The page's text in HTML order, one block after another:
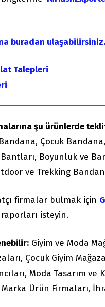
buradan
Talepleri
şu ürünlerde
Çocuk
Boyunluk ve
ve Trekking
firmalar bulmak için
isteyin.
Giyim ve Moda
Çocuk Giyim
Moda Tasarım
Ürün Firmaları,